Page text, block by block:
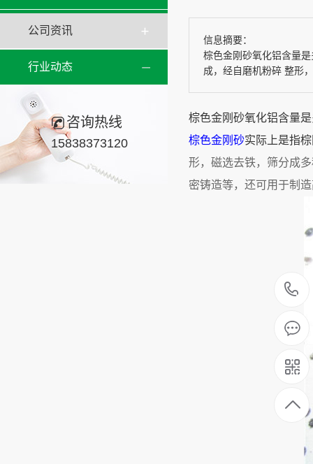
公司资讯
行业动态
咨询热线
15838373120
信息摘要：
棕色金刚砂氧化铝含量
成，经自磨机粉碎 整形
棕色金刚砂氧化铝含量
棕色金刚砂实际上是指
形，磁选去铁，筛分成
密铸造等，还可用于制